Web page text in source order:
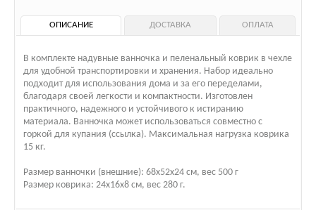
ОПИСАНИЕ ДОСТАВКА ОПЛАТА
В комплекте надувные ванночка и пеленальный коврик в чехле
для удобной транспортировки и хранения. Набор идеально
подходит для использования дома и за его переделами,
благодаря своей легкости и компактности. Изготовлен
практичного, надежного и устойчивого к истиранию
материала. Ванночка может использоваться совместно с
горкой для купания (ссылка). Максимальная нагрузка коврика
15 кг.
Размер ванночки (внешние): 68х52х24 см, вес 500 г
Размер коврика: 24х16х8 см, вес 280 г.